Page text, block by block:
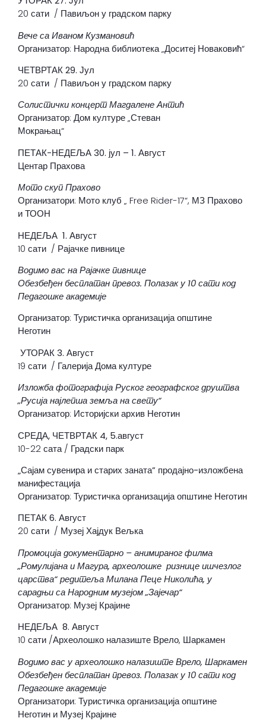
20 сати / Павиљон у градском парку
Вече са Иваном Кузмановић
Организатор: Народна библиотека „Доситеј Новаковић“
ЧЕТВРТАК 29. Јул
20 сати / Павиљон у градском парку
Солистички концерт Магдалене Антић
Организатор: Дом културе „Стеван
Мокрањац“
ПЕТАК-НЕДЕЉА 30. јул – 1. Август
Центар Прахова
Мото скуп Прахово
Организатори: Мото клуб „ Free Rider-17“, МЗ Прахово
и ТООН
НЕДЕЉА 1. Август
10 сати / Рајачке пивнице
Водимо вас на Рајачке пивнице
Обезбеђен бесплатан превоз. Полазак у 10 сати код
Педагошке академије
Организатор: Туристичка организација општине
Неготин
УТОРАК 3. Август
19 сати / Галерија Дома културе
Изложба фотографија Руског географског друштва
„Русија најлепша земља на свету“
Организатор: Историјски архив Неготин
СРЕДА, ЧЕТВРТАК 4, 5.август
10-22 сата / Градски парк
„Сајам сувенира и старих заната” продајно-изложбена
манифестација
Организатор: Туристичка организација општине Неготин
ПЕТАК 6. Август
20 сати / Музеј Хајдук Вељка
Промоција документарно – анимираног филма
„Ромулијана и Магура, археолошке ризнице ишчезлог
царства“ редитеља Милана Пеце Николића, у
сарадњи са Народниммузејом „Зајечар“
Организатор: Музеј Крајине
НЕДЕЉА 8. Август
10 сати /Археолошко налазиште Врело, Шаркамен
Водимо вас у археолошко налазиште Врело, Шаркамен
Обезбеђен бесплатан превоз. Полазак у 10 сати код
Педагошке академије
Организатори: Туристичка организација општине
Неготин и Музеј Крајине